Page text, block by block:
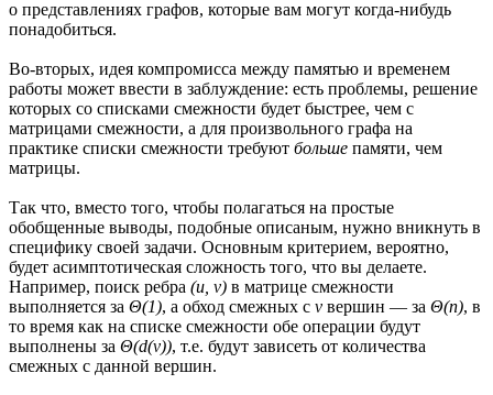
о представлениях графов, которые вам могут когда-нибудь
понадобиться.
Во-вторых, идея компромисса между памятью и временем
работы может ввести в заблуждение: есть проблемы, решение
которых со списками смежности будет быстрее, чем с
матрицами смежности, а для произвольного графа на
практике списки смежности требуют больше памяти, чем
матрицы.
Так что, вместо того, чтобы полагаться на простые
обобщенные выводы, подобные описаным, нужно вникнуть в
специфику своей задачи. Основным критерием, вероятно,
будет асимптотическая сложность того, что вы делаете.
Например, поиск ребра (u, v) в матрице смежности
выполняется за Θ(1), а обход смежных с v вершин — за Θ(n), в
то время как на списке смежности обе операции будут
выполнены за Θ(d(v)), т.е. будут зависеть от количества
смежных с данной вершин.